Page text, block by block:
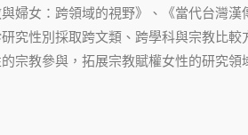
婦女：跨領域的視野》、《當代台灣漢
究性別採取跨文類、跨學科與宗教比較
宗教參與，拓展宗教賦權女性的研究領